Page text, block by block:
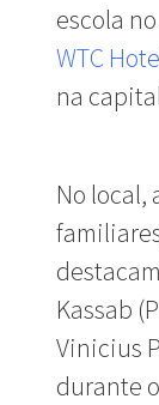
escola
WTC
na
No local,
Kassab
Vinicius
durante